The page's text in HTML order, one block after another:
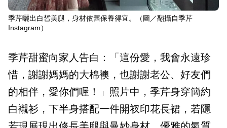
季芹曬出白皙美腿，身材依舊保養得宜。（圖／翻攝自季芹
Instagram）
季芹甜蜜向家人告白：「這份愛，我會永遠珍
惜，謝謝媽媽的大棉襖，也謝謝老公、好友們
的相伴，愛你們喔！」照片中，季芹身穿簡約
白襯衫，下半身搭配一件開衩印花長裙，若隱